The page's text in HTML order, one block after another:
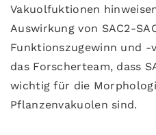
Vakuolfuktionen
Auswirkung von SAC2-
Funktionszugewinn und
das Forscherteam, dass
wichtig für die
Pflanzenvakuolen sind.